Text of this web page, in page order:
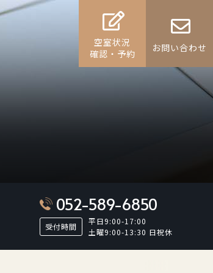
空室状況
確認・予約
お問い合わせ
052-589-6850
受付時間
平日9:00-17:00
土曜9:00-13:30 日祝休